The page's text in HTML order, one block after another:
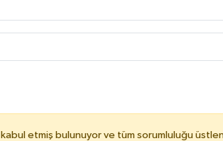
kabul etmiş bulunuyor ve tüm sorumluluğu